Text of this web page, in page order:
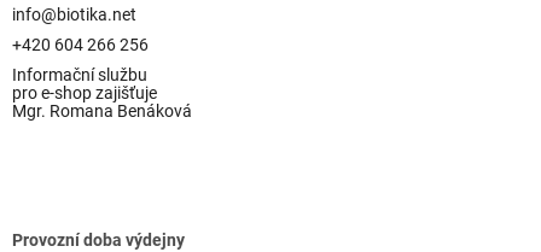
info@biotika.net
+420 604 266 256
Informační službu
pro e-shop zajišťuje
Mgr. Romana Benáková
Provozní doba výdejny